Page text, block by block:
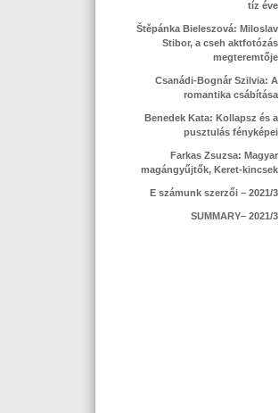
tíz éve
Štěpánka Bieleszová: Miloslav
Stibor, a cseh aktfotózás
megteremtője
Csanádi-Bognár Szilvia: A
romantika csábítása
Benedek Kata: Kollapsz és a
pusztulás fényképei
Farkas Zsuzsa: Magyar
magángyűjtők, Keret-kincsek
E számunk szerzői – 2021/3
SUMMARY– 2021/3